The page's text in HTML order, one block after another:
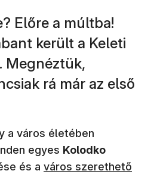
Előre a múltba!
került a Keleti
Megnéztük,
rá már az első
a város életében
egyes Kolodko
és a (új ablakban nyílik
város szerethető